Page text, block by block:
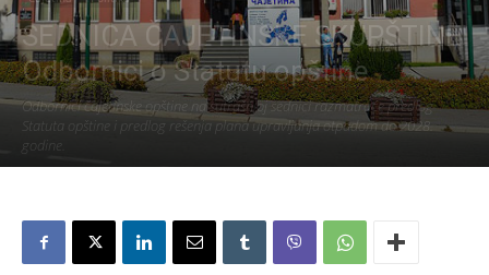
SEDNICA ČAJETINSKE SKUPŠTINE
Odbornici o Statutu opštine
Odbornici čajetinske opštine na sutrašnjoj sednici razmatraće predlog
Statuta opštine i predlog rešenja plana upravljanja otpadom do 2028.
godine.